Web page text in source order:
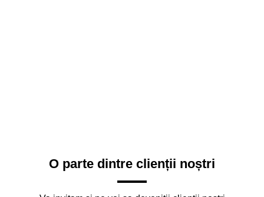
O parte dintre clienții noștri